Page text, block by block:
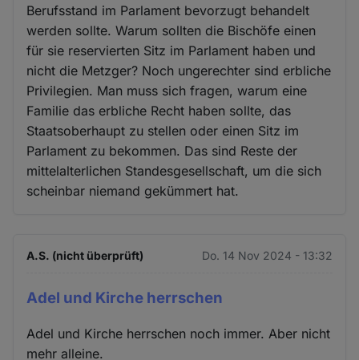
Berufsstand im Parlament bevorzugt behandelt
werden sollte. Warum sollten die Bischöfe einen
für sie reservierten Sitz im Parlament haben und
nicht die Metzger? Noch ungerechter sind erbliche
Privilegien. Man muss sich fragen, warum eine
Familie das erbliche Recht haben sollte, das
Staatsoberhaupt zu stellen oder einen Sitz im
Parlament zu bekommen. Das sind Reste der
mittelalterlichen Standesgesellschaft, um die sich
scheinbar niemand gekümmert hat.
A.S. (nicht überprüft) Do. 14 Nov 2024 - 13:32
Adel und Kirche herrschen
Adel und Kirche herrschen noch immer. Aber nicht
mehr alleine.